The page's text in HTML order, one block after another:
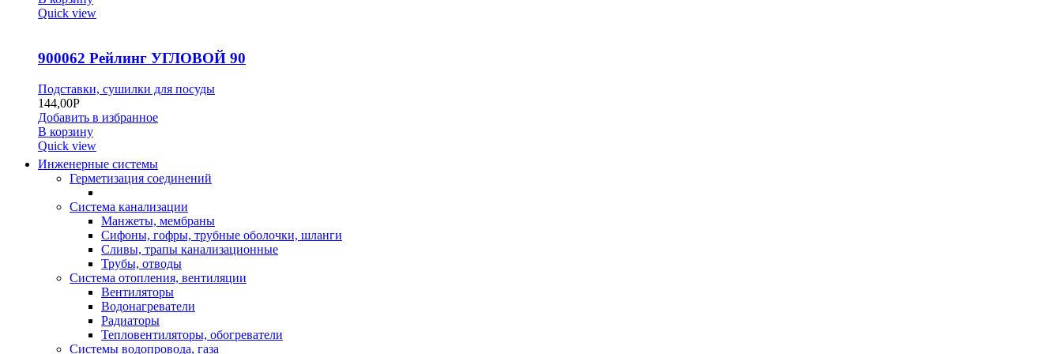
Quick view
900062 Рейлинг УГЛОВОЙ 90
Подставки, сушилки для посуды
144,00Р
Добавить в избранное
В корзину
Quick view
Инженерные системы
Герметизация соединений
Система канализации
Манжеты, мембраны
Сифоны, гофры, трубные оболочки, шланги
Сливы, трапы канализационные
Трубы, отводы
Система отопления, вентиляции
Вентиляторы
Водонагреватели
Радиаторы
Тепловентиляторы, обогреватели
Системы водопровода, газа